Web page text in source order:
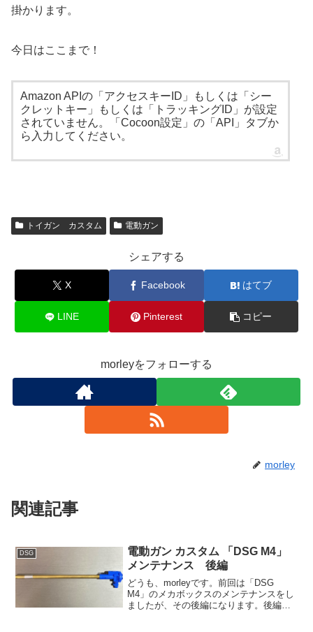
掛かります。
今日はここまで！
Amazon APIの「アクセスキーID」もしくは「シー
クレットキー」もしくは「トラッキングID」が設定
されていません。「Cocoon設定」の「API」タブか
ら入力してください。
トイガン カスタム 電動ガン
シェアする
X Facebook はてブ
LINE Pinterest コピー
morleyをフォローする
morley
関連記事
DSG
電動ガン カスタム 「DSG M4」
メンテナンス 後編
どうも、morleyです。前回は「DSG
M4」のメカボックスのメンテナンスをし
ましたが、その後編になります。後編で